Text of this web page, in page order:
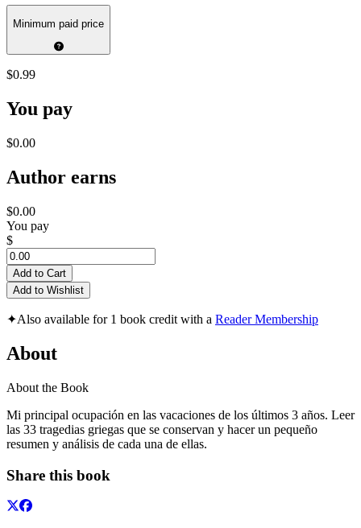
Minimum paid price
$0.99
You pay
$0.00
Author earns
$0.00
You pay
$
Add to Cart
Add to Wishlist
✦Also available for 1 book credit with a Reader Membership
About
About the Book
Mi principal ocupación en las vacaciones de los últimos 3 años. Leer
las 33 tragedias griegas que se conservan y hacer un pequeño
resumen y análisis de cada una de ellas.
Share this book